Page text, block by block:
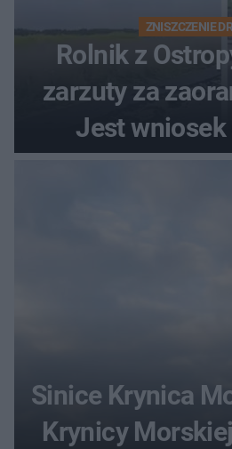
ZNISZCZENIE
Rolnik z
zarzuty za
Jest wniosek
Sinice Krynica
Krynicy